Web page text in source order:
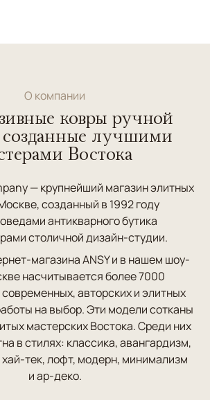
О компании
ковры ручной
созданные лучшими
Востока
— крупнейший магазин элитных
созданный в 1992 году
антикварного бутика
столичной дизайн-студии.
магазина ANSY и в нашем шоу-
насчитывается более 7000
авторских и элитных
на выбор. Эти модели сотканы
мастерских Востока. Среди них
в стилях: классика, авангардизм,
тек, лофт, модерн, минимализм
и ар-деко.